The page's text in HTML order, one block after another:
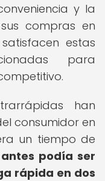
y la
compras en
estas
para
han
consumidor en
un tiempo de
podía ser
rápida en dos